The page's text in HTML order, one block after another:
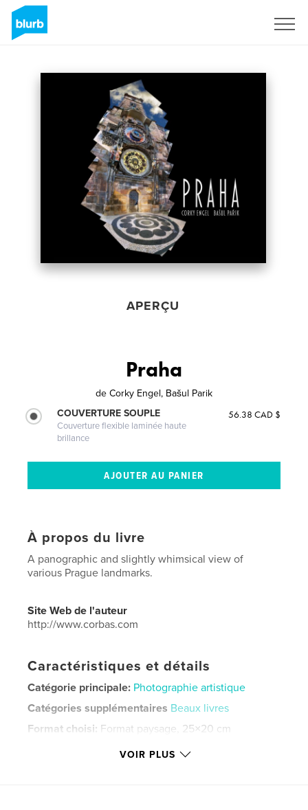
APERÇU
Praha
de Corky Engel, Bašul Parik
COUVERTURE SOUPLE
Couverture flexible laminée haute
brillance
56.38 CAD $
À propos du livre
A panographic and slightly whimsical view of
various Prague landmarks.
Site Web de l'auteur
http://www.corbas.com
Caractéristiques et détails
Catégorie principale: Photographie artistique
Catégories supplémentaires Beaux livres
Format choisi: Format paysage, 25×20 cm
VOIR PLUS